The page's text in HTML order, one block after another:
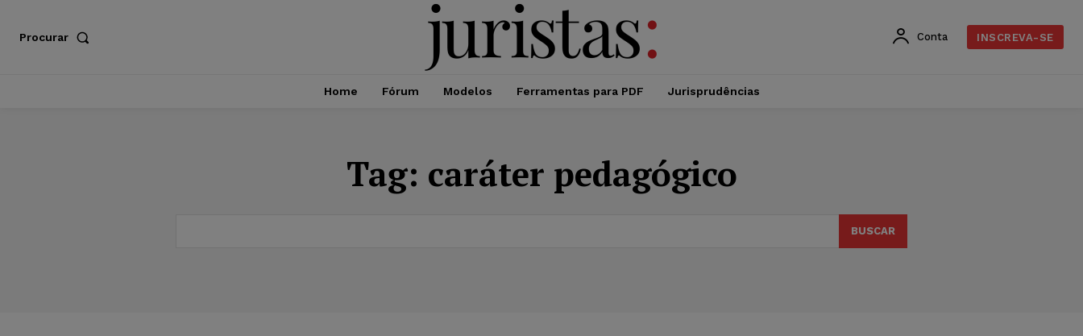
Procurar Conta INSCREVA-SE
Home Fórum Modelos Ferramentas para PDF Jurisprudências
Tag: caráter pedagógico
BUSCAR